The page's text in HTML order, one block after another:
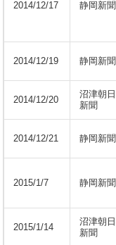
2014/12/17 静岡新聞
2014/12/19 静岡新聞
2014/12/20
沼津朝日
新聞
2014/12/21 静岡新聞
2015/1/7 静岡新聞
2015/1/14
沼津朝日
新聞